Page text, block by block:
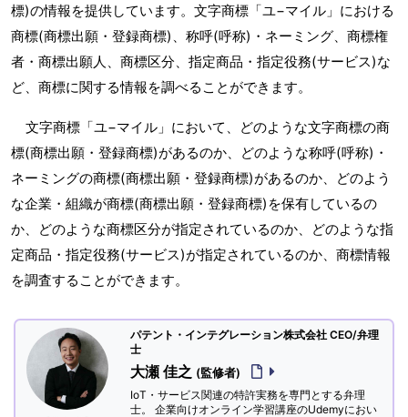
標)の情報を提供しています。文字商標「ユ−マイル」における
商標(商標出願・登録商標)、称呼(呼称)・ネーミング、商標権
者・商標出願人、商標区分、指定商品・指定役務(サービス)な
ど、商標に関する情報を調べることができます。
文字商標「ユ−マイル」において、どのような文字商標の商
標(商標出願・登録商標)があるのか、どのような称呼(呼称)・
ネーミングの商標(商標出願・登録商標)があるのか、どのよう
な企業・組織が商標(商標出願・登録商標)を保有しているの
か、どのような商標区分が指定されているのか、どのような指
定商品・指定役務(サービス)が指定されているのか、商標情報
を調査することができます。
パテント・インテグレーション株式会社 CEO/弁理
士
大瀬 佳之 (監修者)
IoT・サービス関連の特許実務を専門とする弁理
士。 企業向けオンライン学習講座のUdemyにおい